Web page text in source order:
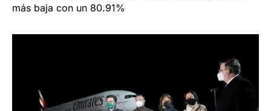
más baja con un 80.91%